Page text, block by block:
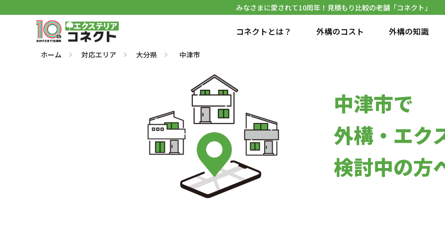
みなさまに愛されて10周年！見積もり比較の老舗「コネクト」
コネクトとは？ 外構のコスト 外構の知識
ホーム 対応エリア 大分県 中津市
中津市で
外構・エク
検討中の方